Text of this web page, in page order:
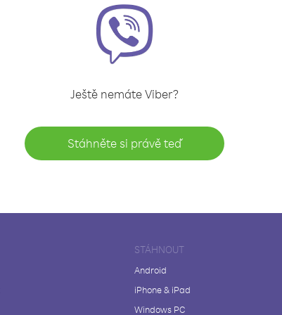
Ještě nemáte Viber?
Stáhněte si právě teď
STÁHNOUT
Android
iPhone & iPad
Windows PC